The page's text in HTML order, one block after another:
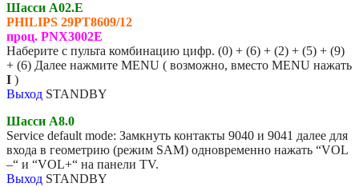
Шасси A02.E
PHILIPS 29PT8609/12
проц. PNX3002E
Наберите с пульта комбинацию цифр. (0) + (6) + (2) + (5) + (9)
+ (6) Далее нажмите MENU ( возможно, вместо MENU нажать
I )
Выход STANDBY
Шасси A8.0
Service default mode: Замкнуть контакты 9040 и 9041 далее для
входа в геометрию (режим SAM) одновременно нажать “VOL
–“ и “VOL+“ на панели TV.
Выход STANDBY